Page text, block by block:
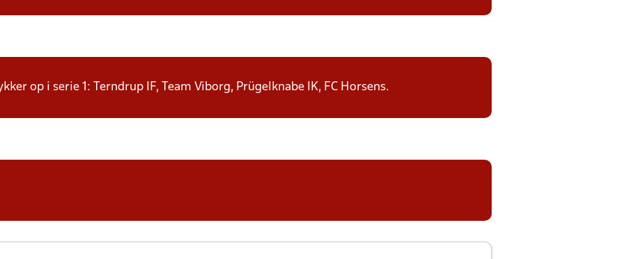
op i serie 1: Terndrup IF, Team Viborg, Prügelknabe IK, FC Horsens.